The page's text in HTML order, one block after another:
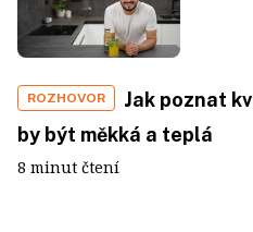
ROZHOVOR
Jak poznat
by být měkká a teplá
8 minut čtení